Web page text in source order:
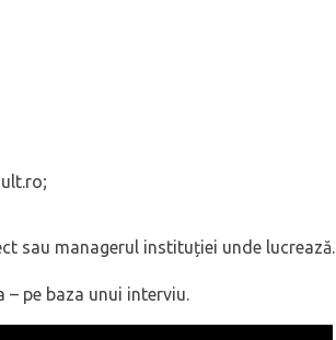
sau managerul instituției unde lucrează.
pe baza unui interviu.